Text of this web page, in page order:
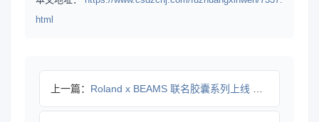
html
上一篇： Roland x BEAMS 联名胶囊系列上线 SP-404